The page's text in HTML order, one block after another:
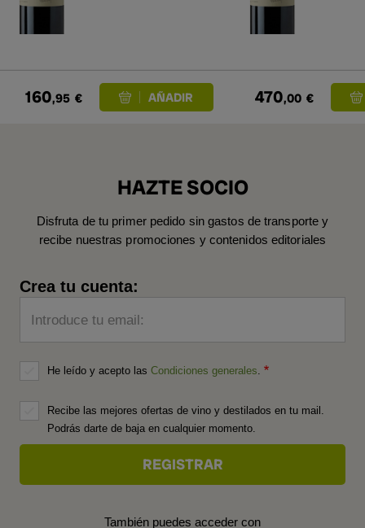
160,95 € 470,00 €
HAZTE SOCIO
Disfruta de tu primer pedido sin gastos de transporte y
recibe nuestras promociones y contenidos editoriales
Crea tu cuenta:
Introduce tu email:
He leído y acepto las Condiciones generales
Recibe las mejores ofertas de vino y destilados en tu mail.
Podrás darte de baja en cualquier momento.
También puedes acceder con